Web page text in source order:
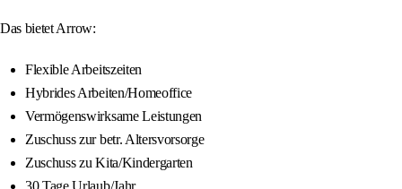
Das bietet Arrow:
Flexible Arbeitszeiten
Hybrides Arbeiten/Homeoffice
Vermögenswirksame Leistungen
Zuschuss zur betr. Altersvorsorge
Zuschuss zu Kita/Kindergarten